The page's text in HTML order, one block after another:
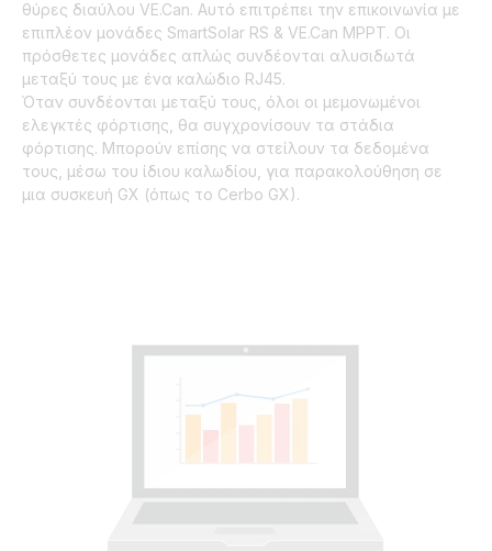
θύρες διαύλου VE.Can. Αυτό επιτρέπει την επικοινωνία με
επιπλέον μονάδες SmartSolar RS & VE.Can MPPT. Οι
πρόσθετες μονάδες απλώς συνδέονται αλυσιδωτά
μεταξύ τους με ένα καλώδιο RJ45.
Όταν συνδέονται μεταξύ τους, όλοι οι μεμονωμένοι
ελεγκτές φόρτισης, θα συγχρονίσουν τα στάδια
φόρτισης. Μπορούν επίσης να στείλουν τα δεδομένα
τους, μέσω του ίδιου καλωδίου, για παρακολούθηση σε
μια συσκευή GX (όπως το Cerbo GX).